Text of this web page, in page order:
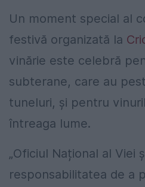
Un moment special al
festivă organizată la
vinărie este celebră
subterane, care au
tuneluri, și pentru
întreaga lume.
„Oficiul Național al Viei
responsabilitatea de a